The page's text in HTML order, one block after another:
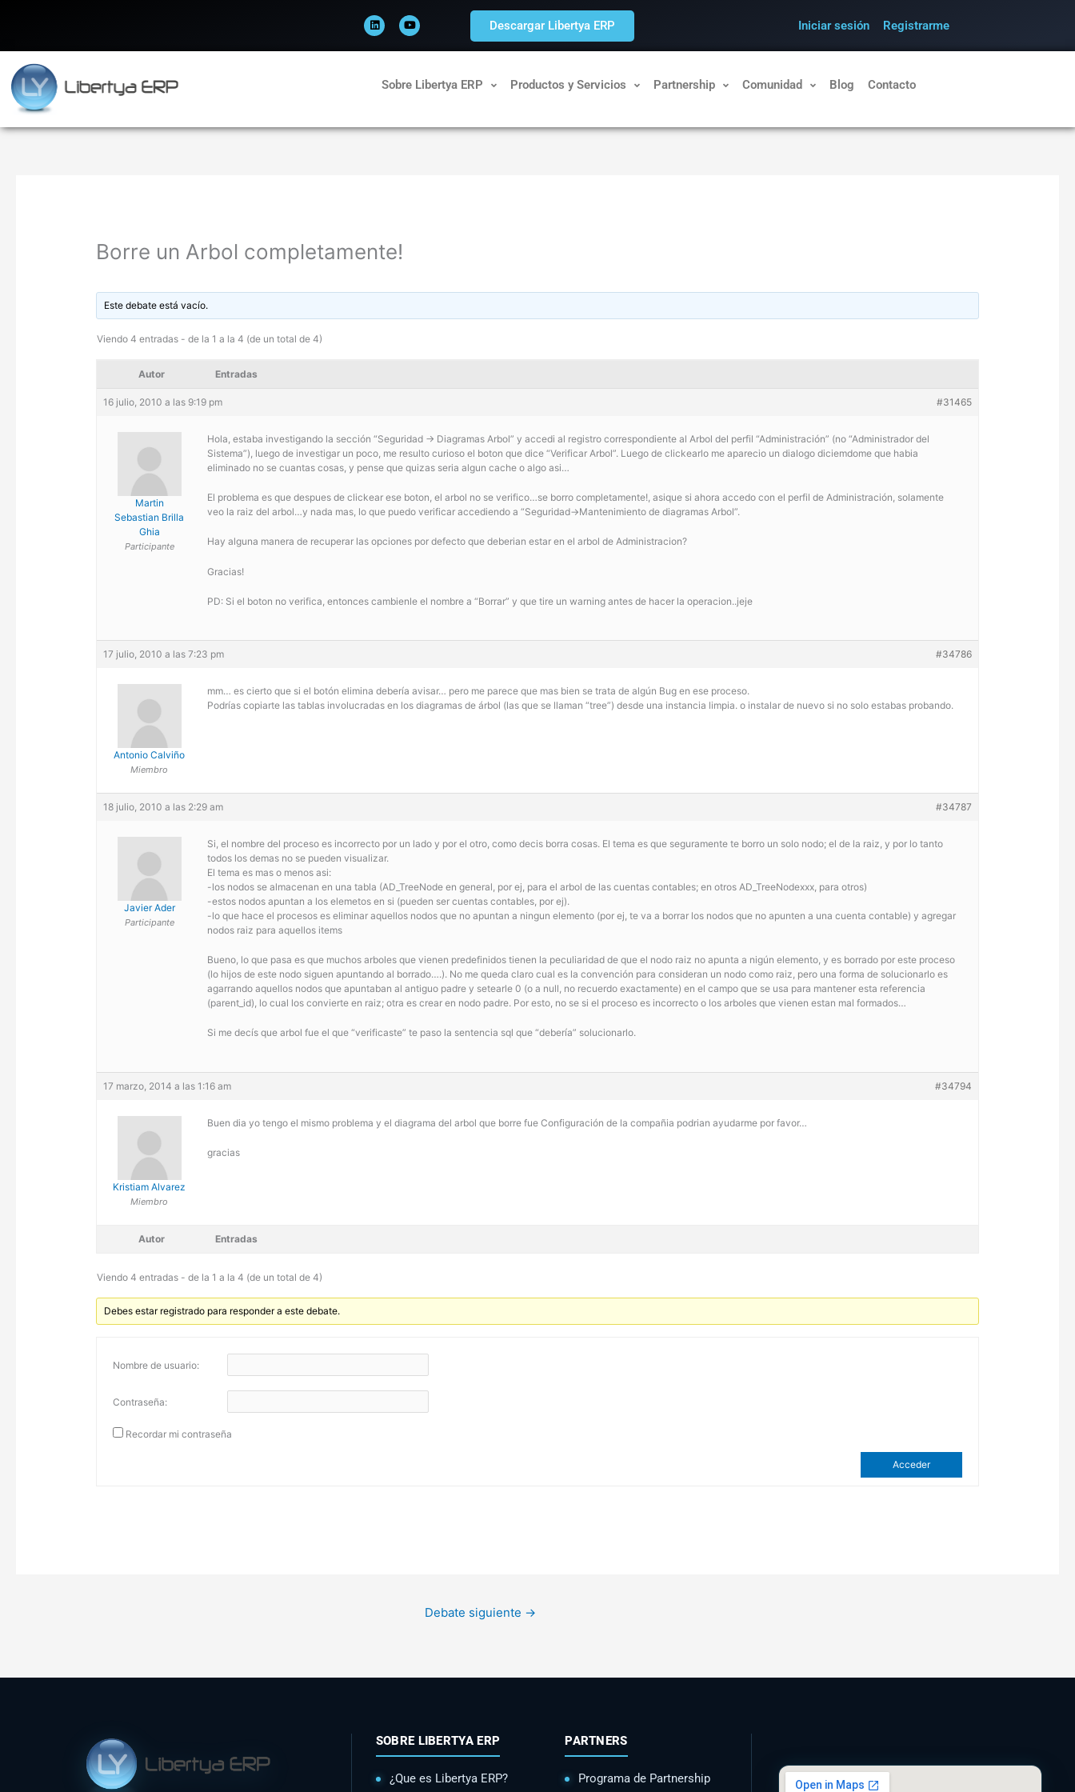
i
n
k
e
o
u
t
u
Descargar Libertya ERP Iniciar sesión Registrarme
Sobre Libertya ERP Productos y Servicios Partnership Comunidad Blog Contacto
Borre un Arbol completamente!
Este debate está vacío.
Viendo 4 entradas - de la 1 a la 4 (de un total de 4)
Autor Entradas
16 julio, 2010 a las 9:19 pm #31465
Martin
Sebastian Brilla
Ghia
Participante
Hola, estaba investigando la sección “Seguridad -> Diagramas Arbol” y accedi al registro correspondiente al Arbol del perfil “Administración” (no “Administrador del
Sistema”), luego de investigar un poco, me resulto curioso el boton que dice “Verificar Arbol”. Luego de clickearlo me aparecio un dialogo diciemdome que habia
eliminado no se cuantas cosas, y pense que quizas seria algun cache o algo asi…
El problema es que despues de clickear ese boton, el arbol no se verifico…se borro completamente!, asique si ahora accedo con el perfil de Administración, solamente
veo la raiz del arbol…y nada mas, lo que puedo verificar accediendo a “Seguridad->Mantenimiento de diagramas Arbol”.
Hay alguna manera de recuperar las opciones por defecto que deberian estar en el arbol de Administracion?
Gracias!
PD: Si el boton no verifica, entonces cambienle el nombre a “Borrar” y que tire un warning antes de hacer la operacion..jeje
17 julio, 2010 a las 7:23 pm #34786
Antonio Calviño
Miembro
mm… es cierto que si el botón elimina debería avisar… pero me parece que mas bien se trata de algún Bug en ese proceso.
Podrías copiarte las tablas involucradas en los diagramas de árbol (las que se llaman “tree”) desde una instancia limpia. o instalar de nuevo si no solo estabas probando.
18 julio, 2010 a las 2:29 am #34787
Javier Ader
Participante
Si, el nombre del proceso es incorrecto por un lado y por el otro, como decis borra cosas. El tema es que seguramente te borro un solo nodo; el de la raiz, y por lo tanto
todos los demas no se pueden visualizar.
El tema es mas o menos asi:
-los nodos se almacenan en una tabla (AD_TreeNode en general, por ej, para el arbol de las cuentas contables; en otros AD_TreeNodexxx, para otros)
-estos nodos apuntan a los elemetos en si (pueden ser cuentas contables, por ej).
-lo que hace el procesos es eliminar aquellos nodos que no apuntan a ningun elemento (por ej, te va a borrar los nodos que no apunten a una cuenta contable) y agregar
nodos raiz para aquellos items
Bueno, lo que pasa es que muchos arboles que vienen predefinidos tienen la peculiaridad de que el nodo raiz no apunta a nigún elemento, y es borrado por este proceso
(lo hijos de este nodo siguen apuntando al borrado….). No me queda claro cual es la convención para consideran un nodo como raiz, pero una forma de solucionarlo es
agarrando aquellos nodos que apuntaban al antiguo padre y setearle 0 (o a null, no recuerdo exactamente) en el campo que se usa para mantener esta referencia
(parent_id), lo cual los convierte en raiz; otra es crear en nodo padre. Por esto, no se si el proceso es incorrecto o los arboles que vienen estan mal formados…
Si me decís que arbol fue el que “verificaste” te paso la sentencia sql que “debería” solucionarlo.
17 marzo, 2014 a las 1:16 am #34794
Kristiam Alvarez
Miembro
Buen dia yo tengo el mismo problema y el diagrama del arbol que borre fue Configuración de la compañia podrian ayudarme por favor…
gracias
Autor Entradas
Viendo 4 entradas - de la 1 a la 4 (de un total de 4)
Debes estar registrado para responder a este debate.
Nombre de usuario:
Contraseña:
Recordar mi contraseña
Acceder
Debate siguiente →
SOBRE LIBERTYA ERP
¿Que es Libertya ERP?
PARTNERS
Programa de Partnership